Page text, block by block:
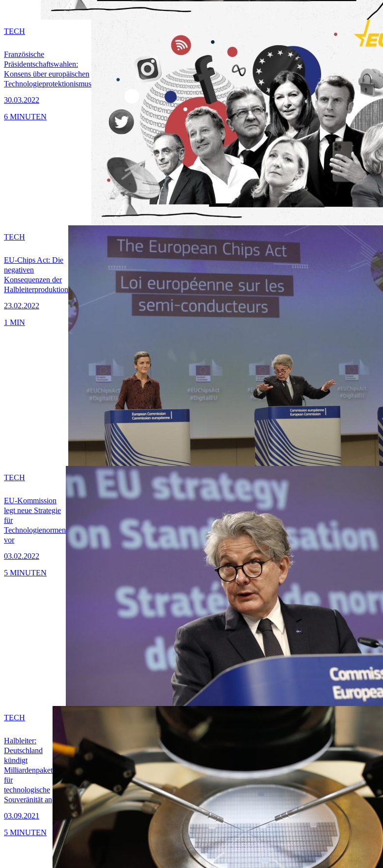
Französische
Präsidentschaftswahlen:
Konsens über europäischen
Technologieprotektionismus
30.03.2022
TECH
6 MINUTEN
EU-Chips Act: Die
negativen
Konsequenzen der
Halbleiterproduktion
23.02.2022
TECH
1 MIN
EU-Kommission
legt neue Strategie
für
Technologienormen
vor
03.02.2022
TECH
5 MINUTEN
Halbleiter:
Deutschland
kündigt
Milliardenpaket
für
technologische
Souveränität an
03.09.2021
TECH
5 MINUTEN